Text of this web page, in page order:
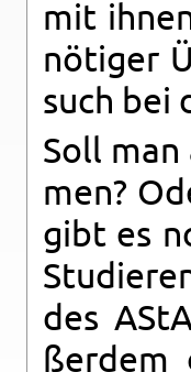
mit
nötiger
such bei
Soll
men?
gibt es
des
ßerdem